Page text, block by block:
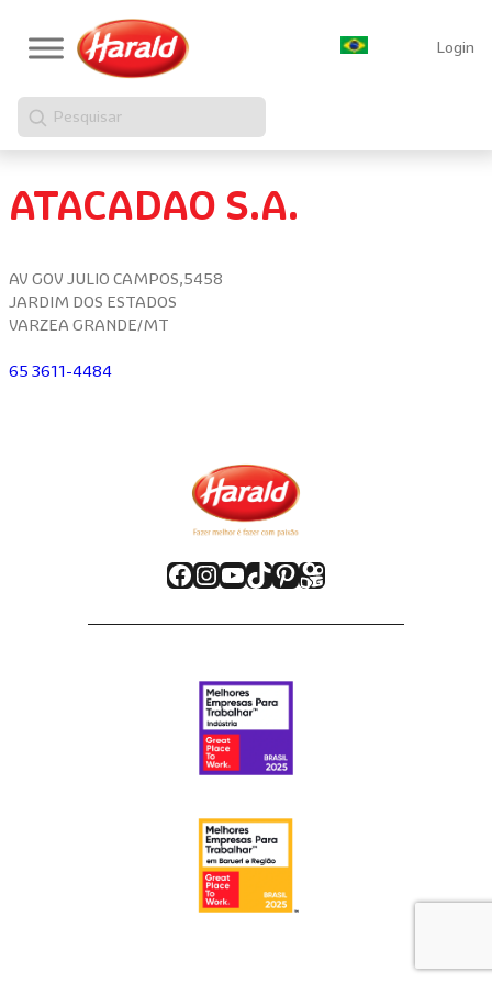
Login
Pesquisar
ATACADAO S.A.
AV GOV JULIO CAMPOS,5458
JARDIM DOS ESTADOS
VARZEA GRANDE/MT
65 3611-4484
Facebook
Instagram
Youtube
TikTok
Pinterest
Kwai